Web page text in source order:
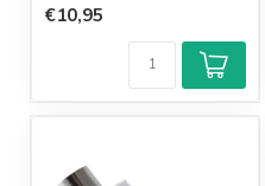
€10,95